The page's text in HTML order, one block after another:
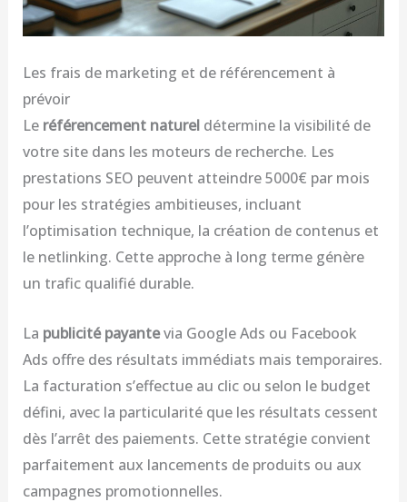
Les frais de marketing et de référencement à
prévoir
Le référencement natureldétermine la visibilité de
votre site dans les moteurs de recherche. Les
prestations SEO peuvent atteindre 5000€ par mois
pour les stratégies ambitieuses, incluant
l’optimisation technique, la création de contenus et
le netlinking. Cette approche à long terme génère
un trafic qualifié durable.
La publicité payantevia Google Ads ou Facebook
Ads offre des résultats immédiats mais temporaires.
La facturation s’effectue au clic ou selon le budget
défini, avec la particularité que les résultats cessent
dès l’arrêt des paiements. Cette stratégie convient
parfaitement aux lancements de produits ou aux
campagnes promotionnelles.